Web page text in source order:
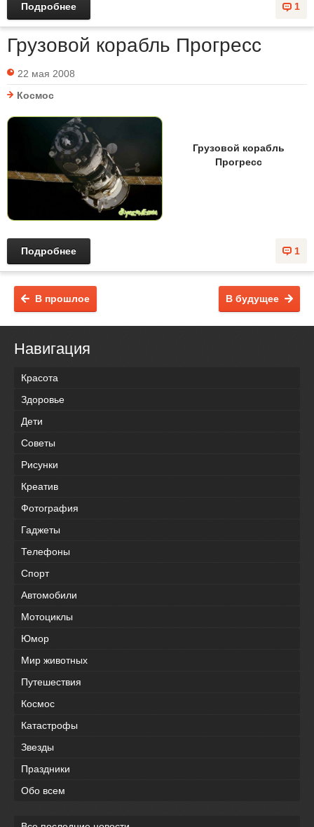
1
Подробнее
Грузовой корабль Прогресс
22 мая 2008
Космос
Грузовой корабль
Прогресс
1
Подробнее
В будущее
В прошлое
Навигация
Красота
Здоровье
Дети
Советы
Рисунки
Креатив
Фотография
Гаджеты
Телефоны
Спорт
Автомобили
Мотоциклы
Юмор
Мир животных
Путешествия
Космос
Катастрофы
Звезды
Праздники
Обо всем